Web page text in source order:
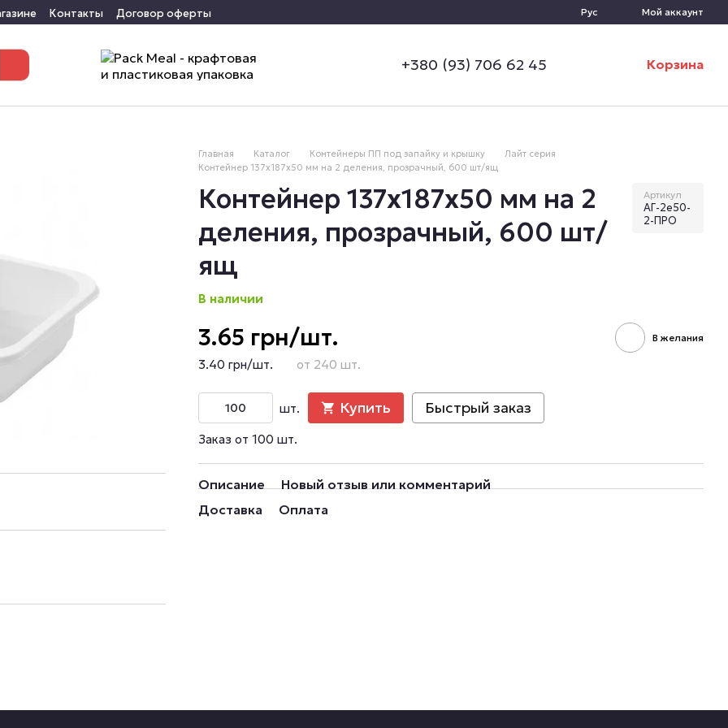
Контакты Договор оферты Рус Мой аккаунт
+380 (93) 706 62 45 Корзина
Главная Каталог Контейнеры ПП под запайку и крышку
Лайт серия
Контейнер 137х187х50 мм на 2 деления, прозрачный, 600 шт/ящ
Контейнер 137х187х50 мм на 2
деления, прозрачный, 600 шт/
ящ
Артикул
АГ-2е50-
2-ПРО
В наличии
3.65 грн/шт. В желания
3.40 грн/шт. от 240 шт.
шт. Купить Быстрый заказ
Заказ от 100 шт.
Описание
Новый отзыв или комментарий
Доставка
Оплата